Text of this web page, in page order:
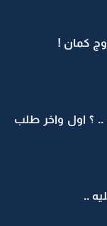
كمان !
؟ اول واخر طلب
..